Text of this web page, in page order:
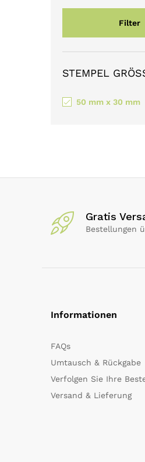
Filter
STEMPEL
50 mm x 30 mm
Gratis
Bestellungen
Informationen
FAQs
Umtausch & Rückgabe
Verfolgen Sie Ihre
Versand & Lieferung